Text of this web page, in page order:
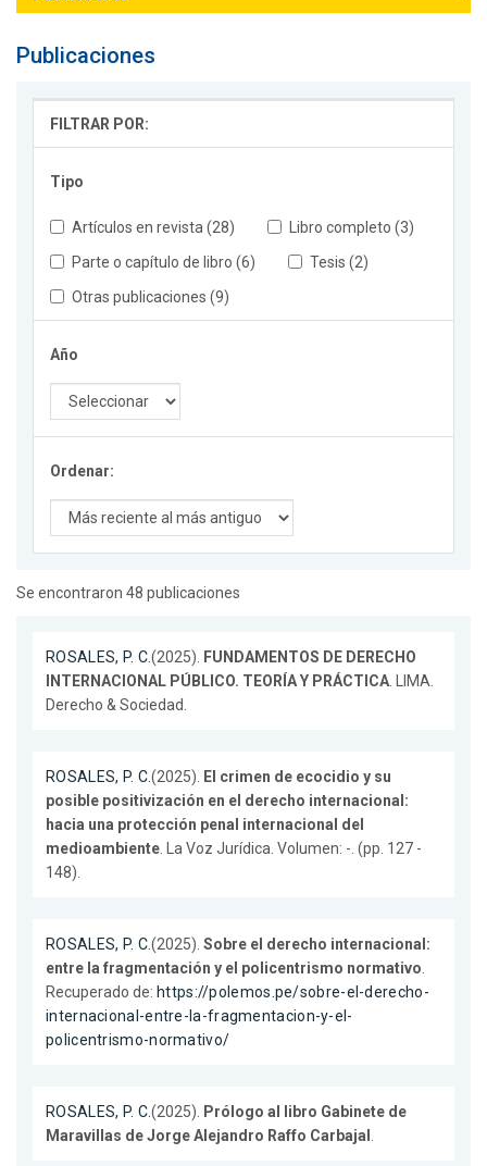
Publicaciones
FILTRAR POR:
Tipo
Artículos en revista (28)
Libro completo (3)
Parte o capítulo de libro (6)
Tesis (2)
Otras publicaciones (9)
Año
Ordenar:
Se encontraron 48 publicaciones
ROSALES, P. C.(2025). FUNDAMENTOS DE DERECHO
INTERNACIONAL PÚBLICO. TEORÍA Y PRÁCTICA. LIMA.
Derecho & Sociedad.
ROSALES, P. C.(2025). El crimen de ecocidio y su
posible positivización en el derecho internacional:
hacia una protección penal internacional del
medioambiente. La Voz Jurídica. Volumen: -. (pp. 127 -
148).
ROSALES, P. C.(2025).Sobre el derecho internacional:
entre la fragmentación y el policentrismo normativo.
Recuperado de: https://polemos.pe/sobre-el-derecho-
internacional-entre-la-fragmentacion-y-el-
policentrismo-normativo/
ROSALES, P. C.(2025). Prólogo al libro Gabinete de
Maravillas de Jorge Alejandro Raffo Carbajal .